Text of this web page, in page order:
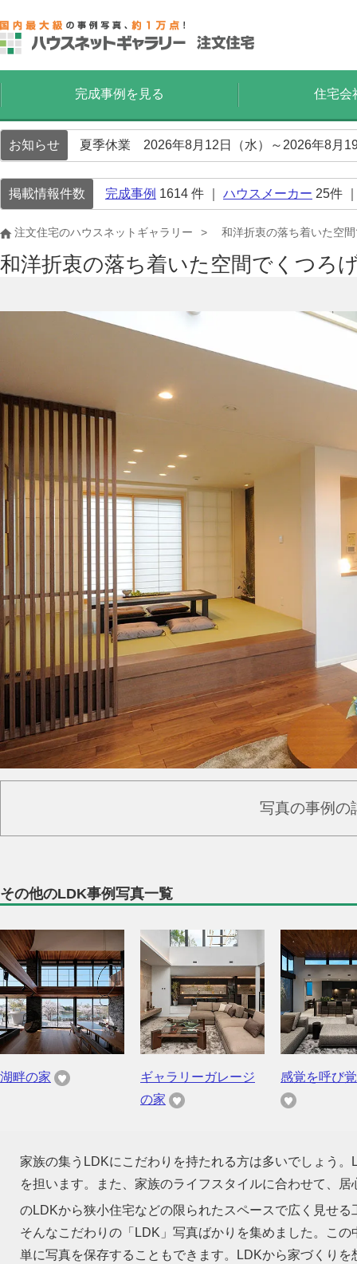
完成事例を見る 住宅会
お知らせ 夏季休業 2026年8月12日（水）～2026年8月
掲載情報件数 完成事例 1614 件 ｜ ハウスメーカー 25件
注文住宅のハウスネットギャラリー 和洋折衷の落ち着いた空
和洋折衷の落ち着いた空間でくつろ
写真の事例の
その他のLDK事例写真一覧
湖畔の家
ギャラリーガレージ
の家
感覚を呼び
家族の集うLDKにこだわりを持たれる方は多いでしょう
を担います。また、家族のライフスタイルに合わせて、
のLDKから狭小住宅などの限られたスペースで広く見せ
そんなこだわりの「LDK」写真ばかりを集めました。こ
単に写真を保存することもできます。LDKから家づくり